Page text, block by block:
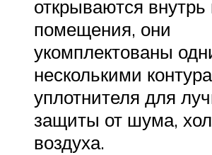
открываются
помещения, они
укомплектованы
несколькими
уплотнителя для
защиты от шума,
воздуха.